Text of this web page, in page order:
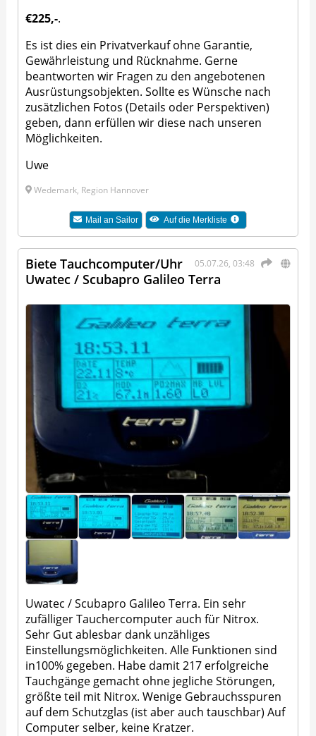
€225,-.
Es ist dies ein Privatverkauf ohne Garantie,
Gewährleistung und Rücknahme. Gerne
beantworten wir Fragen zu den angebotenen
Ausrüstungsobjekten. Sollte es Wünsche nach
zusätzlichen Fotos (Details oder Perspektiven)
geben, dann erfüllen wir diese nach unseren
Möglichkeiten.
Uwe
Wedemark, Region Hannover
Mail anSailor Auf die Merkliste
05.07.26, 03:48
Biete Tauchcomputer/Uhr
Uwatec / Scubapro Galileo Terra
Uwatec / Scubapro Galileo Terra. Ein sehr
zufälliger Tauchercomputer auch für Nitrox.
Sehr Gut ablesbar dank unzähliges
Einstellungsmöglichkeiten. Alle Funktionen sind
in100% gegeben. Habe damit 217 erfolgreiche
Tauchgänge gemacht ohne jegliche Störungen,
größte teil mit Nitrox. Wenige Gebrauchsspuren
auf dem Schutzglas (ist aber auch tauschbar) Auf
Computer selber, keine Kratzer.